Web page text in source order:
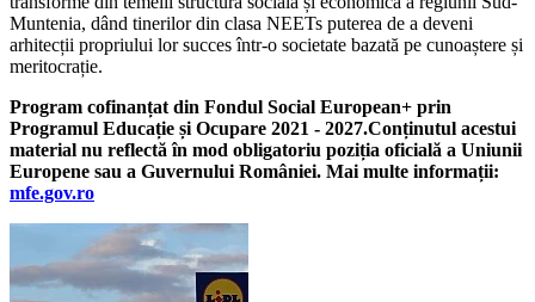
Muntenia, dând tinerilor din clasa NEETs puterea de a deveni
arhitecții propriului lor succes într-o societate bazată pe cunoaștere și
meritocrație.
Program cofinanțat din Fondul Social European+ prin
Programul Educație și Ocupare 2021 - 2027.Conținutul acestui
material nu reflectă în mod obligatoriu poziția oficială a Uniunii
Europene sau a Guvernului României. Mai multe informații:
mfe.gov.ro